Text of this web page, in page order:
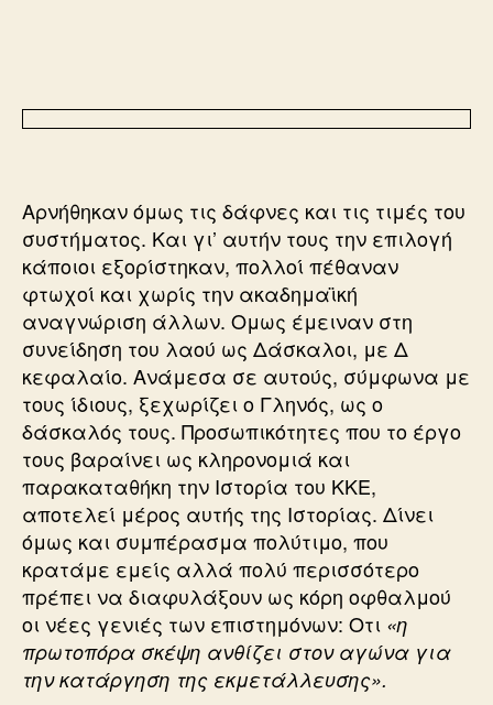
Αρνήθηκαν όμως τις δάφνες και τις τιμές του
συστήματος. Και γι’ αυτήν τους την επιλογή
κάποιοι εξορίστηκαν, πολλοί πέθαναν
φτωχοί και χωρίς την ακαδημαϊκή
αναγνώριση άλλων. Ομως έμειναν στη
συνείδηση του λαού ως Δάσκαλοι, με Δ
κεφαλαίο. Ανάμεσα σε αυτούς, σύμφωνα με
τους ίδιους, ξεχωρίζει ο Γληνός, ως ο
δάσκαλός τους. Προσωπικότητες που το έργο
τους βαραίνει ως κληρονομιά και
παρακαταθήκη την Ιστορία του ΚΚΕ,
αποτελεί μέρος αυτής της Ιστορίας. Δίνει
όμως και συμπέρασμα πολύτιμο, που
κρατάμε εμείς αλλά πολύ περισσότερο
πρέπει να διαφυλάξουν ως κόρη οφθαλμού
οι νέες γενιές των επιστημόνων: Οτι «η
πρωτοπόρα σκέψη ανθίζει στον αγώνα για
την κατάργηση της εκμετάλλευσης».